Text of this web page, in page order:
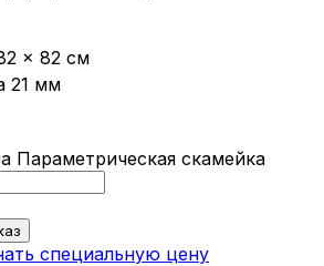
- Все права защищены.
товаров.
× 82 см
21 мм
Параметрическая скамейка
специальную цену